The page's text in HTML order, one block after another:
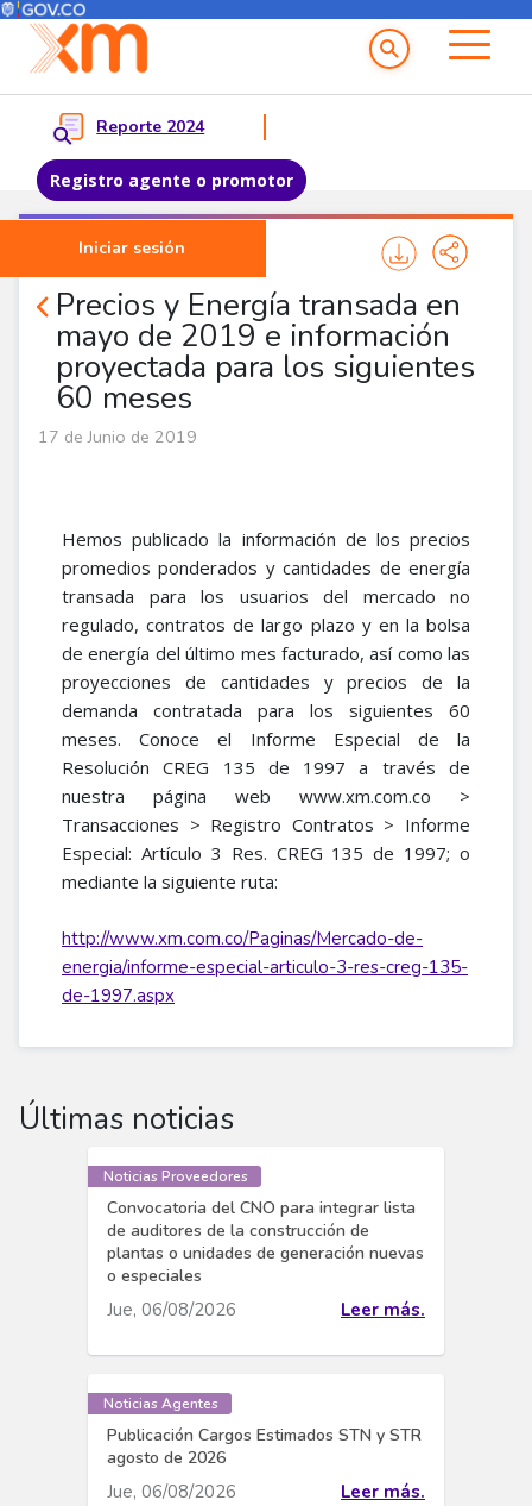
Pasar al contenido principal
Menú del Usuario
Reporte 2024
Registro agente o promotor
Iniciar sesión
Menu principal
Precios y Energía transada en
mayo de 2019 e información
proyectada para los siguientes
60 meses
Noticias Agentes
17 de Junio de 2019
Hemos publicado la información de los precios
promedios ponderados y cantidades de energía
transada para los usuarios del mercado no
regulado, contratos de largo plazo y en la bolsa
de energía del último mes facturado, así como las
proyecciones de cantidades y precios de la
demanda contratada para los siguientes 60
meses. Conoce el Informe Especial de la
Resolución CREG 135 de 1997 a través de
nuestra página web www.xm.com.co >
Transacciones > Registro Contratos > Informe
Especial: Artículo 3 Res. CREG 135 de 1997; o
mediante la siguiente ruta:
http://www.xm.com.co/Paginas/Mercado-de-
energia/informe-especial-articulo-3-res-creg-135-
de-1997.aspx
Últimas noticias
Noticias Proveedores
Convocatoria del CNO para integrar lista
de auditores de la construcción de
plantas o unidades de generación nuevas
o especiales
Jue, 06/08/2026 Leer más.
Noticias Agentes
Publicación Cargos Estimados STN y STR
agosto de 2026
Jue, 06/08/2026 Leer más.